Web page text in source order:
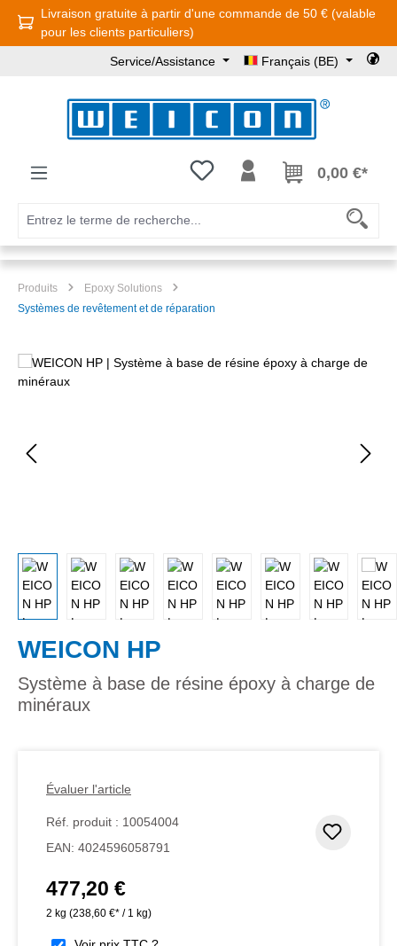
Passer au contenu principal
Livraison gratuite à partir d'une commande de 50 € (valable
pour les clients particuliers)
Service/Assistance Français (BE)
Vous avez 0 articles dans votre
0,00 €*
Produits
Epoxy Solutions
Systèmes de revêtement et de réparation
Ignorer la galerie d'images
WEICON HP
Système à base de résine époxy à charge de
minéraux
Évaluer l'article
Réf. produit : 10054004
EAN: 4024596058791
Prix régulier :
477,20 €
2 kg (238,60 €* / 1 kg)